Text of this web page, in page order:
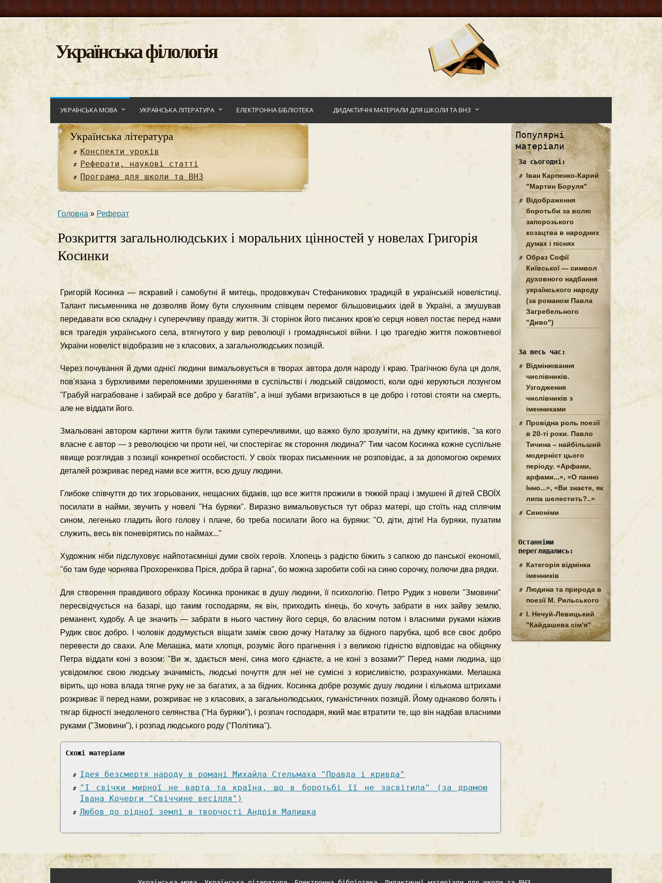
Українська філологія
УКРАЇНСЬКА МОВА УКРАЇНСЬКА ЛІТЕРАТУРА ЕЛЕКТРОННА БІБЛІОТЕКА ДИДАКТИЧНІ МАТЕРІАЛИ ДЛЯ ШКОЛИ ТА ВНЗ
Українська література
Конспекти уроків
Реферати, наукові статті
Програма для школи та ВНЗ
Головна » Реферат
Розкриття загальнолюдських і моральних цінностей у новелах Григорія
Косинки
Григорій Косинка — яскравий і самобутні й митець, продовжувач Стефаникових традицій в українській новелістиці.
Талант письменника не дозво­ляв йому бути слухняним співцем перемог більшовицьких ідей в Україні, а змушував
передавати всю складну і суперечливу правду життя. Зі сторінок його писаних кров'ю серця новел постає перед нами
вся трагедія українського села, втягнутого у вир революції і громадянської війни. І цю трагедію життя пожовтневої
України новеліст відобразив не з класових, а загальнолюдських позицій.
Через почування й думи однієї людини вимальовується в творах автора доля народу і краю. Трагічною була ця доля,
пов'язана з бурхливими перелом­ними зрушеннями в суспільстві і людській свідомості, коли одні керуються лозунгом
"Грабуй награбоване і забирай все добро у багатіїв", а інші зубами вгризаються в це добро і готові стояти на смерть,
але не віддати його.
Змальовані автором картини життя були такими суперечливими, що важко було зрозуміти, на думку критиків, "за кого
власне є автор — з революцією чи проти неї, чи спостерігає як стороння людина?" Тим часом Косинка кожне суспільне
явище розглядав з позиції конкретної особистості. У своїх творах письменник не розповідає, а за допомогою окремих
деталей розкриває перед нами все життя, всю душу людини.
Глибоке співчуття до тих згорьованих, нещасних бідаків, що все життя прожили в тяжкій праці і змушені й дітей СВОЇХ
посилати в найми, звучить у новелі "На буряки". Виразно вимальовується тут образ матері, що стоїть над сплячим
сином, легенько гладить його голову і плаче, бо треба посилати його на буряки: "О, діти, діти! На буряки, пузатим
служить, весь вік поневірятись по наймах..."
Художник ніби підслуховує найпотаємніші думи своїх героїв. Хлопець з радістю біжить з сапкою до панської економії,
"бо там буде чорнява Прохоренкова Пріся, добра й гарна", бо можна заробити собі на синю сорочку, полючи два рядки.
Для створення правдивого образу Косинка проникає в душу людини, її психологію. Петро Рудик з новели "Змовини"
пересвідчується на базарі, що таким господарям, як він, приходить кінець, бо хочуть забрати в них зайву землю,
реманент, худобу. А це значить — забрати в нього частину його серця, бо власним потом і власними руками нажив
Рудик своє добро. І чоловік доду­мується віщати заміж свою дочку Наталку за бідного парубка, щоб все своє добро
перевести до свахи. Але Мелашка, мати хлопця, розуміє його прагнення і з великою гідністю відповідає на обіцянку
Петра віддати коні з возом: "Ви ж, здається мені, сина мого єднаєте, а не коні з возами?" Перед нами людина, що
усвідомлює свою людську значимість, людські почуття для неї не сумісні з корисливістю, розрахунками. Мелашка
вірить, що нова влада тягне руку не за багатих, а за бідних. Косинка добре розуміє душу людини і кількома штри­хами
розкриває її перед нами, розкриває не з класових, а загальнолюдських, гуманістичних позицій. Йому однаково болять і
тягар бідності знедоленого селянства ("На буряки"), і розпач господаря, який має втратити те, що він надбав власними
руками ("Змовини"), і розпад людського роду ("Політика").
Схожі матеріали
Ідея безсмертя народу в романі Михайла Стельмаха "Правда і кривда"
"І свічки мирної не варта та країна, що в боротьбі її не засвітила" (за драмою
Івана Кочерги "Свіччине весілля")
Любов до рідної землі в творчості Андрія Малишка
Популярні
матеріали
За сьогодні:
Іван Карпенко-Карий
"Мартин Боруля"
Відображення
боротьби за волю
запорозького
козацтва в народних
думах і піснях
Образ Софії
Київської — символ
духовного надбання
українського народу
(за романом Павла
Загребельного
"Диво")
За весь час:
Відмінювання
числівників.
Узгодження
числівників з
іменниками
Провідна роль поезії
в 20-ті роки. Павло
Тичина – найбільший
модерніст цього
періоду. «Арфами,
арфами...», «О панно
Інно...», «Ви знаєте, як
липа шелестить?..»
Синоніми
Останніми
переглядались:
Категорія відмінка
іменників
Людина та природа в
поезії М. Рильського
І. Нечуй-Левицький
"Кайдашева сім’я"